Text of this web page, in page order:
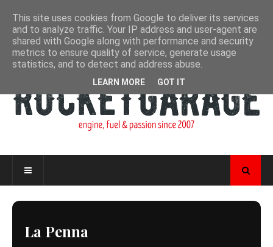
La Penna
This site uses cookies from Google to deliver its services
and to analyze traffic. Your IP address and user-agent are
shared with Google along with performance and security
metrics to ensure quality of service, generate usage
statistics, and to detect and address abuse.
LEARN MORE GOT IT